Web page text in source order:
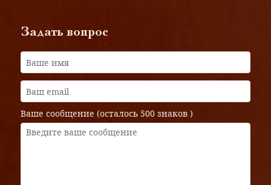
Задать вопрос
Ваше сообщение (осталось 500 знаков )